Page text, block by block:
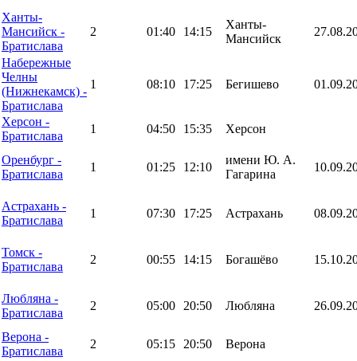
Ханты-
Мансийск -
Братислава
2 01:40 14:15
Ханты-
Мансийск
Набережные
Челны
(Нижнекамск) -
Братислава
1 08:10 17:25 Бегишево
Херсон -
Братислава
1 04:50 15:35 Херсон
Оренбург -
Братислава
1 01:25 12:10
имени Ю. А.
Гагарина
Астрахань -
Братислава
1 07:30 17:25 Астрахань
Томск -
Братислава
2 00:55 14:15 Богашёво
Любляна -
Братислава
2 05:00 20:50 Любляна
Верона -
Братислава
2 05:15 20:50 Верона